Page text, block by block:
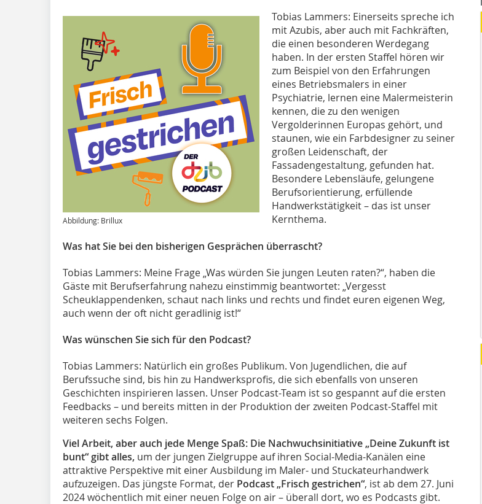
Abbildung: Brillux
Tobias Lammers: Einerseits spreche ich
mit Azubis, aber auch mit Fachkräften,
die einen besonderen Werdegang
haben. In der ersten Staffel hören wir
zum Beispiel von den Erfahrungen
eines Betriebsmalers in einer
Psychiatrie, lernen eine Malermeisterin
kennen, die zu den wenigen
Vergolderinnen Europas gehört, und
staunen, wie ein Farbdesigner zu seiner
großen Leidenschaft, der
Fassadengestaltung, gefunden hat.
Besondere Lebensläufe, gelungene
Berufsorientierung, erfüllende
Handwerkstätigkeit – das ist unser
Kernthema.
Was hat Sie bei den bisherigen Gesprächen überrascht?
Tobias Lammers: Meine Frage „Was würden Sie jungen Leuten raten?“, haben die
Gäste mit Berufserfahrung nahezu einstimmig beantwortet: „Vergesst
Scheuklappendenken, schaut nach links und rechts und findet euren eigenen Weg,
auch wenn der oft nicht geradlinig ist!“
Was wünschen Sie sich für den Podcast?
Tobias Lammers: Natürlich ein großes Publikum. Von Jugendlichen, die auf
Berufssuche sind, bis hin zu Handwerksprofis, die sich ebenfalls von unseren
Geschichten inspirieren lassen. Unser Podcast-Team ist so gespannt auf die ersten
Feedbacks – und bereits mitten in der Produktion der zweiten Podcast-Staffel mit
weiteren sechs Folgen.
Viel Arbeit, aber auch jede Menge Spaß: Die Nachwuchsinitiative „Deine Zukunft ist
bunt“ gibt alles, um der jungen Zielgruppe auf ihren Social-Media-Kanälen eine
attraktive Perspektive mit einer Ausbildung im Maler- und Stuckateurhandwerk
aufzuzeigen. Das jüngste Format, der Podcast „Frisch gestrichen“, ist ab dem 27. Juni
2024 wöchentlich mit einer neuen Folge on air – überall dort, wo es Podcasts gibt.